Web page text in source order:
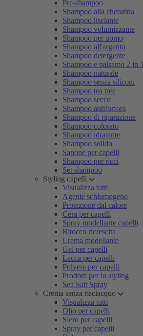
Pre-shampoo
Shampoo alla cheratina
Shampoo lisciante
Shampoo volumizzante
Shampoo per uomo
Shampoo all'argento
Shampoo detergente
Shampoo e balsamo 2 in 1
Shampoo naturale
Shampoo senza siliconi
Shampoo tea tree
Shampoo secco
Shampoo antiforfora
Shampoo di riparazione
Shampoo colorato
Shampoo idratante
Shampoo solido
Sapone per capelli
Shampoo per ricci
Set shampoo
Styling capelli
Visualizza tutti
Agente schiumogeno
Protezione dal calore
Cera per capelli
Spray modellante capelli
Ritocco ricrescita
Crema modellante
Gel per capelli
Lacca per capelli
Polvere per capelli
Prodotti per lo styling
Sea Salt Spray
Crema senza risciacquo
Visualizza tutti
Olio per capelli
Siero per capelli
Spray per capelli